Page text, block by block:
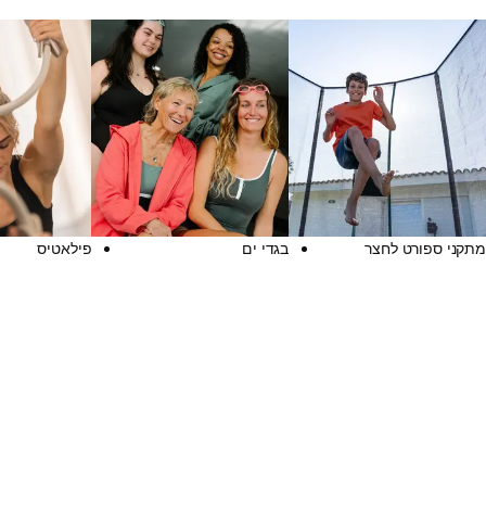
מתקני ספורט לחצר בגדי ים פילאטיס